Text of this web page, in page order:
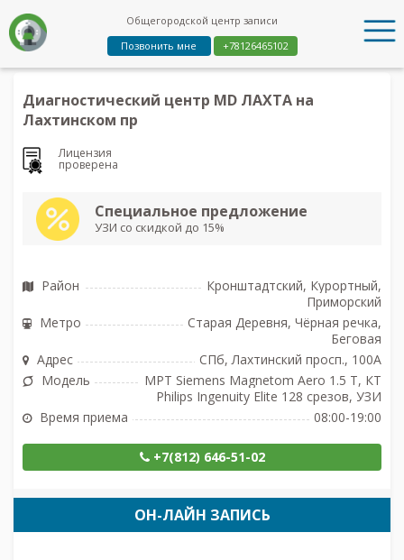
Общегородской центр записи
Позвонить мне
+78126465102
Диагностический центр MD ЛАХТА на
Лахтинском пр
Лицензия
проверена
Специальное предложение
УЗИ со скидкой до 15%
Район
Кронштадтский, Курортный,
Приморский
Метро
Старая Деревня, Чёрная речка,
Беговая
Адрес
СПб, Лахтинский просп., 100А
Модель
МРТ Siemens Magnetom Aero 1.5 Т, КТ
Philips Ingenuity Elite 128 срезов, УЗИ
Время приема
08:00-19:00
+7(812) 646-51-02
ОН-ЛАЙН ЗАПИСЬ